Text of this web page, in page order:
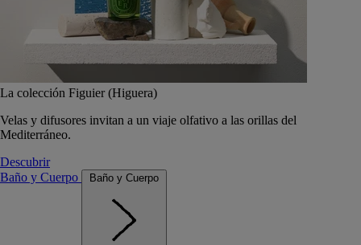
La colección Figuier (Higuera)
Velas y difusores invitan a un viaje olfativo a las orillas del
Mediterráneo.
Descubrir
Baño y Cuerpo
Baño y Cuerpo